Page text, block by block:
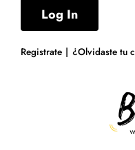
Log In
Registrate ¿Olvidaste tu